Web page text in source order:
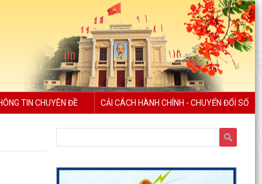
TIN CHUYÊN ĐỀ CẢI CÁCH HÀNH CHÍNH - CHUYỂN ĐỔI SỐ